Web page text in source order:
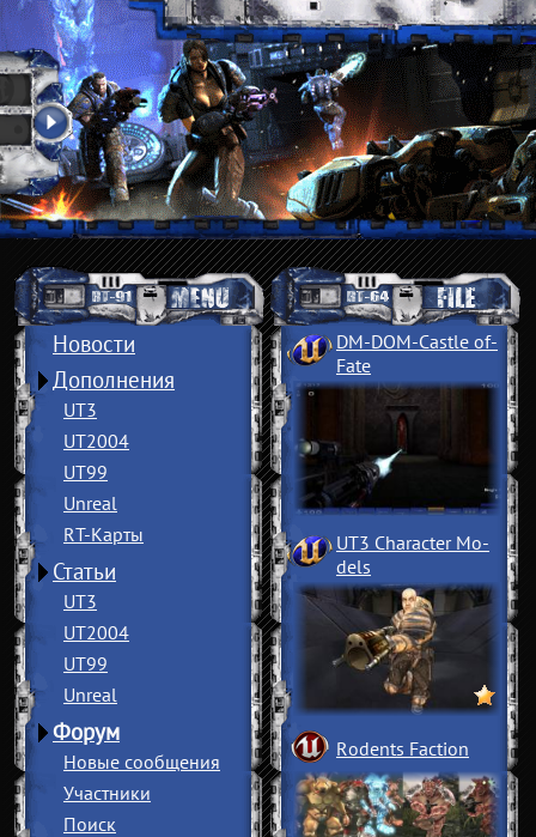
Новости
Дополнения
UT3
UT2004
UT99
Unreal
RT-Карты
Статьи
UT3
UT2004
UT99
Unreal
Форум
Новые сообщения
Участники
Поиск
DM-DOM-Castle of­
Fate
UT3 Character Mo­
dels
Rodents Faction